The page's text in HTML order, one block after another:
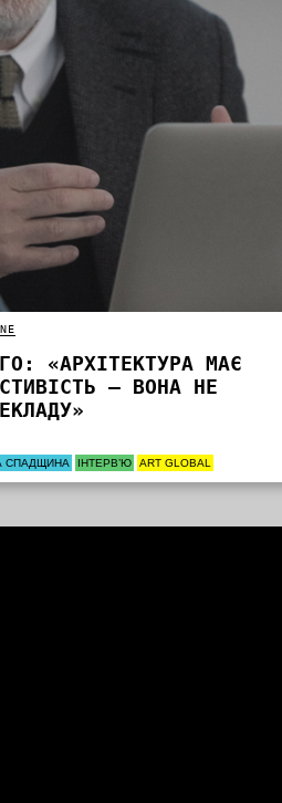
«АРХІТЕКТУРА МАЄ
– ВОНА НЕ
СПАДЩИНА ІНТЕРВ’Ю ART GLOBAL